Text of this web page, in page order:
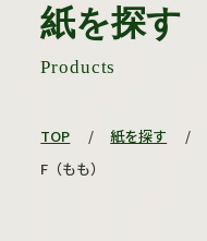
紙を探す
Products
TOP / 紙を探す /
F（もも）